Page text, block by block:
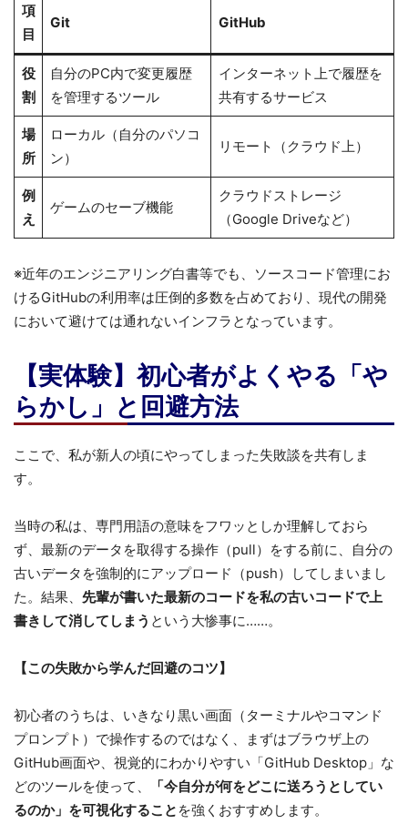
項
目
Git GitHub
役
割
自分のPC内で変更履歴
を管理するツール
インターネット上で履歴を
共有するサービス
場
所
ローカル（自分のパソコ
ン）
リモート（クラウド上）
例
え
ゲームのセーブ機能
クラウドストレージ
（Google Driveなど）
※近年のエンジニアリング白書等でも、ソースコード管理にお
けるGitHubの利用率は圧倒的多数を占めており、現代の開発
において避けては通れないインフラとなっています。
【実体験】初心者がよくやる「や
らかし」と回避方法
ここで、私が新人の頃にやってしまった失敗談を共有しま
す。
当時の私は、専門用語の意味をフワッとしか理解しておら
ず、最新のデータを取得する操作（pull）をする前に、自分の
古いデータを強制的にアップロード（push）してしまいまし
た。結果、 先輩が書いた最新のコードを私の古いコードで上
書きして消してしまう という大惨事に……。
【この失敗から学んだ回避のコツ】
初心者のうちは、いきなり黒い画面（ターミナルやコマンド
プロンプト）で操作するのではなく、まずはブラウザ上の
GitHub画面や、視覚的にわかりやすい「GitHub Desktop」な
どのツールを使って、
「今自分が何をどこに送ろうとしてい
るのか」を可視化すること を強くおすすめします。